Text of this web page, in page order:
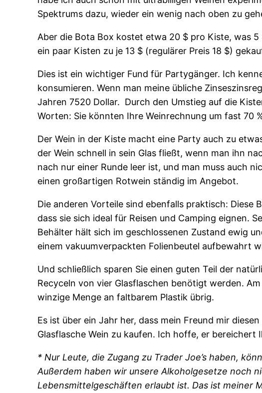
Spektrums dazu, wieder ein wenig nach oben zu
Aber die Bota Box kostet etwa 20 $ pro Kiste, was
ein paar Kisten zu je 13 $ (regulärer Preis 18 $)
Dies ist ein wichtiger Fund für Partygänger. Ich
konsumieren. Wenn man meine übliche
Jahren 7520 Dollar. Durch den Umstieg auf die
Worten: Sie könnten Ihre Weinrechnung um fast 70
Der Wein in der Kiste macht eine Party auch zu
der Wein schnell in sein Glas fließt, wenn man ihn
nach nur einer Runde leer ist, und man muss auch
einen großartigen Rotwein ständig im Angebot.
Die anderen Vorteile sind ebenfalls praktisch: Diese
dass sie sich ideal für Reisen und Camping eignen.
Behälter hält sich im geschlossenen Zustand ewig
einem vakuumverpackten Folienbeutel aufbewahrt
Und schließlich sparen Sie einen guten Teil der
Recyceln von vier Glasflaschen benötigt werden.
winzige Menge an faltbarem Plastik übrig.
Es ist über ein Jahr her, dass mein Freund mir
Glasflasche Wein zu kaufen. Ich hoffe, er bereichert
* Nur Leute, die Zugang zu Trader Joe’s haben,
Außerdem haben wir unsere Alkoholgesetze noch
Lebensmittelgeschäften erlaubt ist. Das ist meiner